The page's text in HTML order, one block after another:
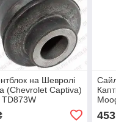
на Шевролі
(Chevrolet Captiva)
TD873W
453